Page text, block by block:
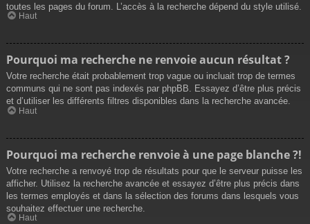
toutes les pages du forum. L’accès à la recherche dépend du style utilisé.
Haut
Pourquoi ma recherche ne renvoie aucun résultat ?
Votre recherche était probablement trop vague ou incluait trop de termes
communs qui ne sont pas indexés par phpBB. Essayez d’être plus précis
et d’utiliser les différents filtres disponibles dans la recherche avancée.
Haut
Pourquoi ma recherche renvoie à une page blanche ?!
Votre recherche a renvoyé trop de résultats pour que le serveur puisse les
afficher. Utilisez la recherche avancée et essayez d’être plus précis dans
les termes employés et dans la sélection des forums dans lesquels vous
souhaitez effectuer une recherche.
Haut